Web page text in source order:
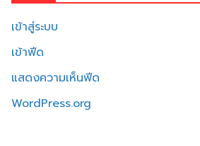
เข้าสู่ระบบ
เข้าฟีด
แสดงความเห็นฟีด
WordPress.org